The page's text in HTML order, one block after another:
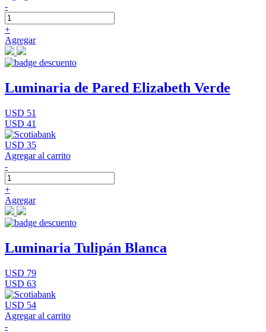
-
+
Agregar
Luminaria de Pared Elizabeth Verde
USD 51
USD 41
USD 35
Agregar al carrito
-
+
Agregar
Luminaria Tulipán Blanca
USD 79
USD 63
USD 54
Agregar al carrito
-